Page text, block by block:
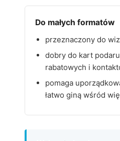
Do małych formatów
przeznaczony do
dobry do kart
rabatowych i
pomaga
łatwo giną wśród